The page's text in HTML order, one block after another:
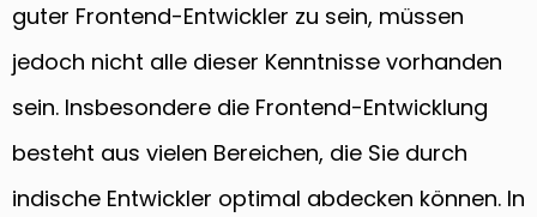
guter Frontend-Entwickler zu sein, müssen
jedoch nicht alle dieser Kenntnisse vorhanden
sein. Insbesondere die Frontend-Entwicklung
besteht aus vielen Bereichen, die Sie durch
indische Entwickler optimal abdecken können. In